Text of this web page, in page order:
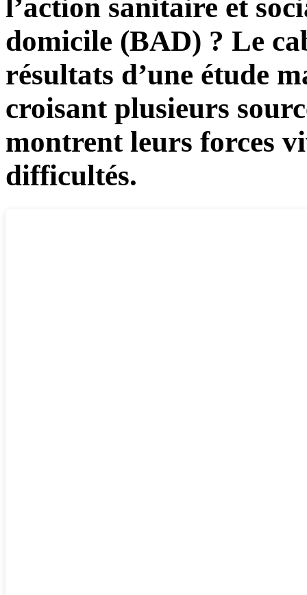
l’action sanitaire et
domicile (BAD) ? Le
résultats d’une étude
croisant plusieurs
montrent leurs forces
difficultés.